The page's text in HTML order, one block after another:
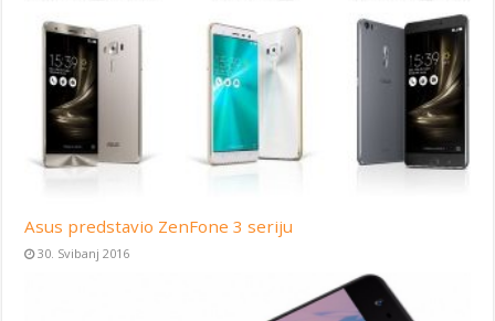
Asus predstavio ZenFone 3 seriju
30. Svibanj 2016